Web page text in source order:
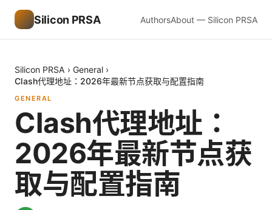
Silicon PRSA AuthorsAbout — Silicon PRSA
Silicon PRSA › General ›
Clash代理地址：2026年最新节点获取与配置指南
GENERAL
Clash代理地址：
2026年最新节点获
取与配置指南